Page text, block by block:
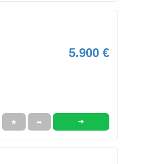
5.900 €
★ ➦ ➜